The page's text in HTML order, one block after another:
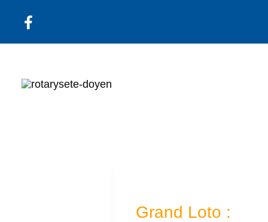
Grand Loto :
maladies